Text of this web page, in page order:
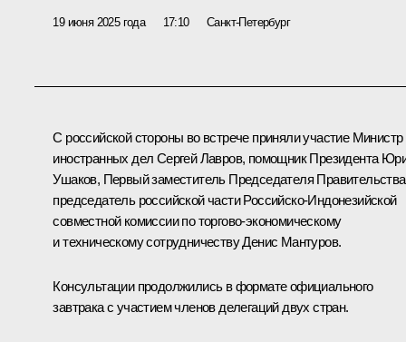
19 июня 2025 года 17:10 Санкт-Петербург
С российской стороны во встрече приняли участие Министр
иностранных дел Сергей Лавров, помощник Президента
Ушаков, Первый заместитель Председателя
председатель российской части Российско-Индонезийской
совместной комиссии по торгово-экономическому
и техническому сотрудничествуДенис Мантуров.
Консультации продолжились в формате официального
завтрака с участием членов делегаций двух стран.